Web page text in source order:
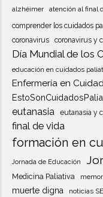
alzhéimer atención al final
comprender los cuidados
coronavirus coronavirus y
Día Mundial de los
educación en cuidados
Enfermería en
eutanasia eutanasia y
final de vida
formación en
Jornada de Educación
Medicina Paliativa
muerte digna noticias